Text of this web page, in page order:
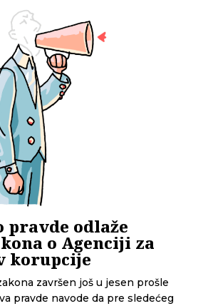
odlaže
o Agenciji za
korupcije
završen još u jesen prošle
pravde navode da pre sledećeg